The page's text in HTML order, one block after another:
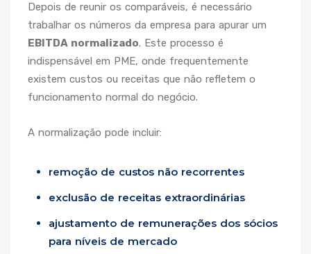
Depois de reunir os comparáveis, é necessário
trabalhar os números da empresa para apurar um
EBITDA normalizado. Este processo é
indispensável em PME, onde frequentemente
existem custos ou receitas que não refletem o
funcionamento normal do negócio.
A normalização pode incluir:
remoção de custos não recorrentes
exclusão de receitas extraordinárias
ajustamento de remunerações dos sócios
para níveis de mercado